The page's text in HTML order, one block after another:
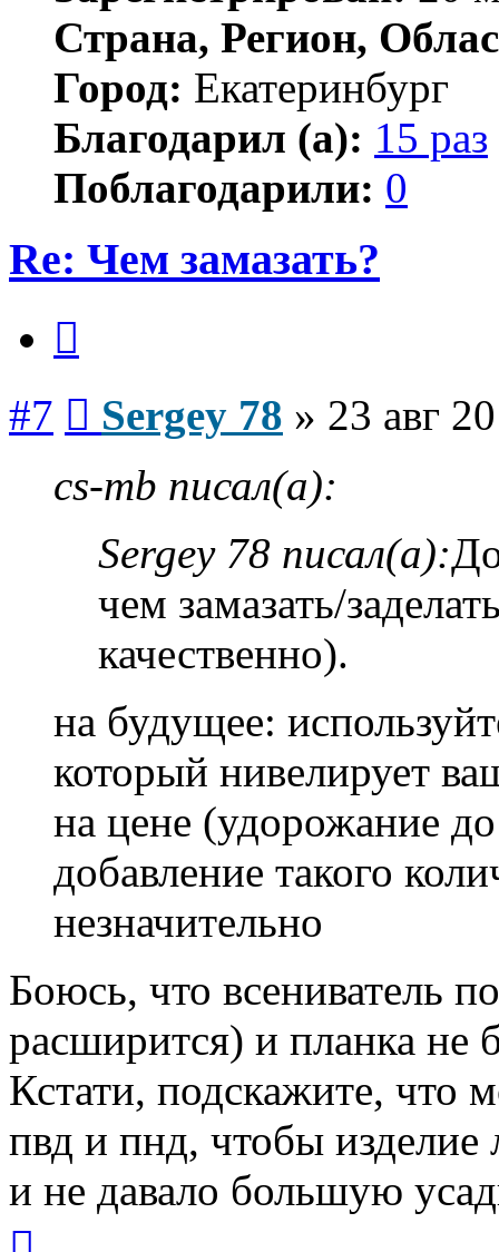
Страна, Регион,
Город: Екатеринбург
Благодарил (а): 15 раз
Поблагодарили: 0
Re: Чем замазать?
#7 Sergey 78 » 23 авг
cs-mb писал(а):
Sergey 78 писал(а):
чем замазать/
качественно).
на будущее:
который нивелирует
на цене (удорожание
добавление такого
незначительно
Боюсь, что всениватель
расширится) и планка не
Кстати, подскажите, что
пвд и пнд, чтобы изделие
и не давало большую